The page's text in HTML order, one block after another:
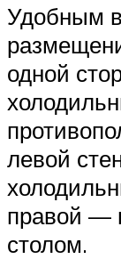
Удобным
одной
левой
правой —
столом.